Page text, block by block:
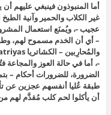
أما المنبوذون فينبغي عليهم
غير الكلاب والحمير وآنية
عجيب -، ويُمنَع استعمال
– أي أن الخدم مسموح لهم،
-، أما في حالة العوز والمجاعة
الضرورة، للضرورات أحكام –
طبقة عُليا أنفسهم عجزين عن
أن يأكلوا لحم كلب مُقدَّم لهم